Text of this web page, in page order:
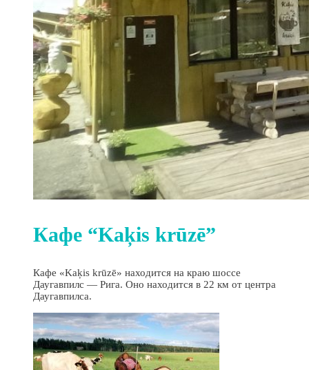
Кафе “Kaķis krūzē”
Кафе «Kaķis krūzē» находится на краю шоссе
Даугавпилс — Рига. Оно находится в 22 км от центра
Даугавпилса.